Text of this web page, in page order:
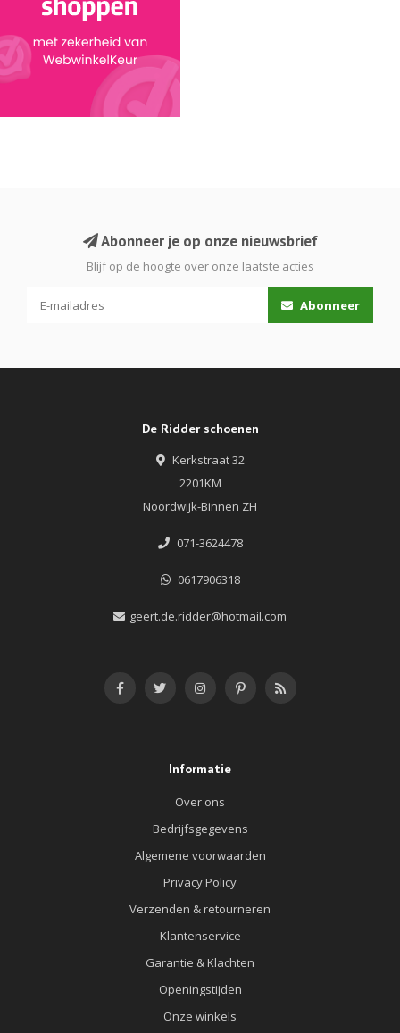
Abonneer je op onze nieuwsbrief
Blijf op de hoogte over onze laatste acties
Abonneer
De Ridder schoenen
Kerkstraat 32
2201KM
Noordwijk-Binnen ZH
071-3624478
0617906318
geert.de.ridder@hotmail.com
Informatie
Over ons
Bedrijfsgegevens
Algemene voorwaarden
Privacy Policy
Verzenden & retourneren
Klantenservice
Garantie & Klachten
Openingstijden
Onze winkels